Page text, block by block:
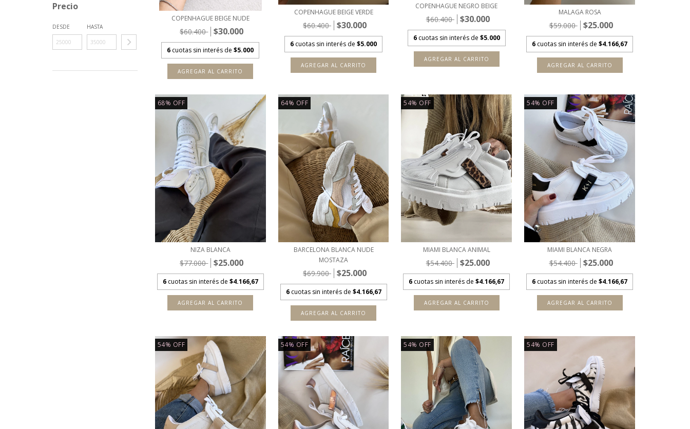
Precio
DESDE HASTA
COPENHAGUE BEIGE NUDE
$60.400 $30.000
6 cuotas sin interés de$5.000
AGREGAR AL CARRITO
COPENHAGUE BEIGE VERDE
$60.400 $30.000
6 cuotas sin interés de$5.000
AGREGAR AL CARRITO
COPENHAGUE NEGRO BEIGE
$60.400 $30.000
6 cuotas sin interés de $5.000
AGREGAR AL CARRITO
MALAGA ROSA
$59.000 $25.000
6 cuotas sin interés de$4.166,67
AGREGAR AL CARRITO
68% OFF
NIZA BLANCA
$77.000 $25.000
6 cuotas sin interés de $4.166,67
AGREGAR AL CARRITO
64% OFF
BARCELONA BLANCA NUDE
MOSTAZA
$69.900 $25.000
6 cuotas sin interés de $4.166,67
AGREGAR AL CARRITO
54% OFF
MIAMI BLANCA ANIMAL
$54.400 $25.000
6 cuotas sin interés de$4.166,67
AGREGAR AL CARRITO
54% OFF
MIAMI BLANCA NEGRA
$54.400 $25.000
6 cuotas sin interés de$4.166,67
AGREGAR AL CARRITO
54% OFF 54% OFF 54% OFF 54% OFF